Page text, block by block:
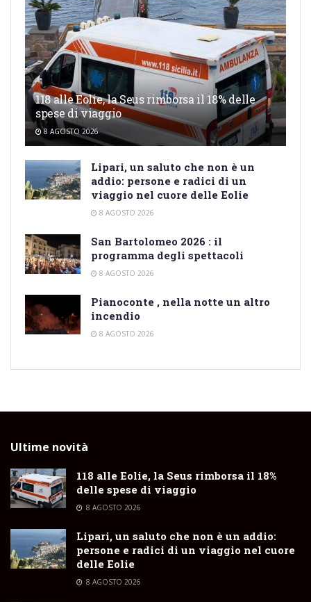
118 alle Eolie, la Seus rimborsa il 18% delle
spese di viaggio
8 AGOSTO 2026
Lipari, un saluto che non è un
addio: persone e radici di un
viaggio nel cuore delle Eolie
8 AGOSTO 2026
San Bartolomeo 2026 : il
programma degli spettacoli
8 AGOSTO 2026
Pianoconte , nella notte un altro
incendio
8 AGOSTO 2026
Ultime novità
118 alle Eolie, la Seus rimborsa il 18%
delle spese di viaggio
8 AGOSTO 2026
Lipari, un saluto che non è un addio:
persone e radici di un viaggio nel cuore
delle Eolie
8 AGOSTO 2026